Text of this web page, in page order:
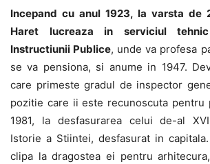
Incepand cu anul 1923, la varsta de
Haret lucreaza in serviciul
Instructiunii Publice, unde va profesa
se va pensiona, si anume in 1947.
care primeste gradul de inspector
pozitie care ii este recunoscuta pentru
1981, la desfasurarea celui de-al
Istorie a Stiintei, desfasurat in
clipa la dragostea ei pentru